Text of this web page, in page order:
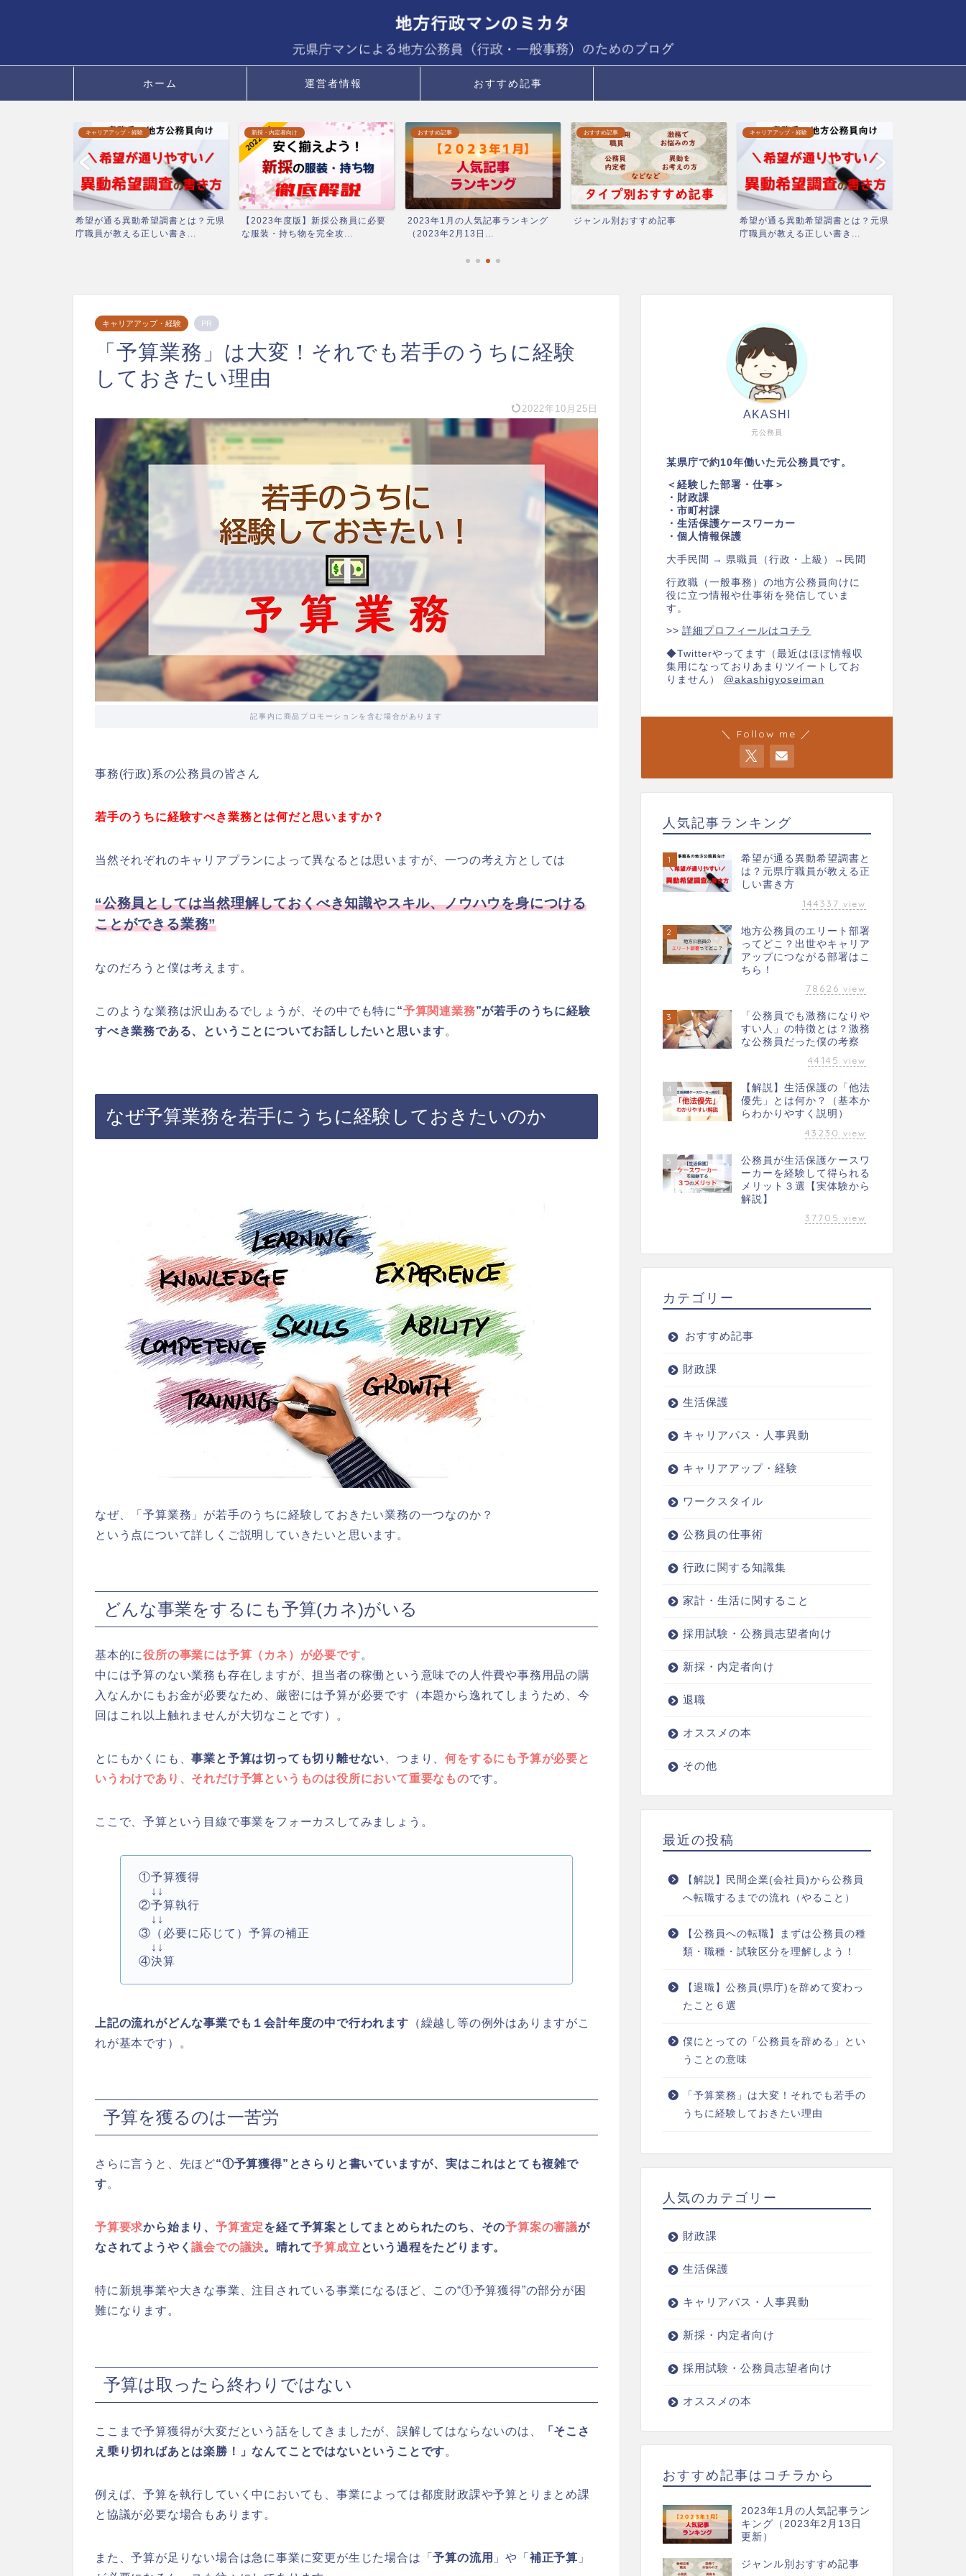
ホーム 運営者情報 おすすめ記事
新採・内定者向け
【2023年度版】新採公務員に必要
な服装・持ち物を完全攻...
おすすめ記事
2023年1月の人気記事ランキング
（2023年2月13日...
おすすめ記事
ジャンル別おすすめ記事
キャリアアップ・経験
希望が通る異動希望調書とは？元県
新採・内定者向け
【2023年度版】新採公務員に必要
な服装・持ち物を完全攻...
キャリアアップ・経験 PR
「予算業務」は大変！それでも若手のうちに経験
しておきたい理由
2022年10月25日
記事内に商品プロモーションを含む場合があります
事務(行政)系の公務員の皆さん
若手のうちに経験すべき業務とは何だと思いますか？
当然それぞれのキャリアプランによって異なるとは思いますが、一つの考え方としては
“公務員としては当然理解しておくべき知識やスキル、ノウハウを身につける
ことができる業務”
なのだろうと僕は考えます。
このような業務は沢山あるでしょうが、その中でも特に “予算関連業務”が若手のうちに経験
すべき業務である、ということについてお話ししたいと思います。
なぜ予算業務を若手にうちに経験しておきたいのか
なぜ、「予算業務」が若手のうちに経験しておきたい業務の一つなのか？
という点について詳しくご説明していきたいと思います。
どんな事業をするにも予算(カネ)がいる
基本的に役所の事業には予算（カネ）が必要です。
中には予算のない業務も存在しますが、担当者の稼働という意味での人件費や事務用品の購
入なんかにもお金が必要なため、厳密には予算が必要です（本題から逸れてしまうため、今
回はこれ以上触れませんが大切なことです）。
とにもかくにも、事業と予算は切っても切り離せない、つまり、何をするにも予算が必要と
いうわけであり、それだけ予算というものは役所において重要なものです。
ここで、予算という目線で事業をフォーカスしてみましょう。
①予算獲得
↓↓
②予算執行
↓↓
③（必要に応じて）予算の補正
↓↓
④決算
上記の流れがどんな事業でも１会計年度の中で行われます （繰越し等の例外はありますがこ
れが基本です）。
予算を獲るのは一苦労
さらに言うと、先ほど“①予算獲得”とさらりと書いていますが、実はこれはとても複雑で
す。
予算要求から始まり、予算査定を経て予算案としてまとめられたのち、その予算案の審議が
なされてようやく議会での議決。晴れて予算成立 という過程をたどります。
特に新規事業や大きな事業、注目されている事業になるほど、この“①予算獲得”の部分が困
難になります。
予算は取ったら終わりではない
ここまで予算獲得が大変だという話をしてきましたが、誤解してはならないのは、
「そこさ
え乗り切ればあとは楽勝！」なんてことではないということです。
例えば、予算を執行していく中においても、事業によっては都度財政課や予算とりまとめ課
と協議が必要な場合もあります。
また、予算が足りない場合は急に事業に変更が生じた場合は「予算の流用 」や「 補正予算 」
元公務員
AKASHI
某県庁で約10年働いた元公務員です。
＜経験した部署・仕事＞
・財政課
・市町村課
・生活保護ケースワーカー
・個人情報保護
大手民間 → 県職員（行政・上級）→民間
行政職（一般事務）の地方公務員向けに
役に立つ情報や仕事術を発信していま
す。
>> 詳細プロフィールはコチラ
◆Twitterやってます（最近はほぼ情報収
集用になっておりあまりツイートしてお
りません） @akashigyoseiman
＼ Follow me ／
人気記事ランキング
1
希望が通る異動希望調書と
は？元県庁職員が教える正
しい書き方
144337 view
2
地方公務員のエリート部署
ってどこ？出世やキャリア
アップにつながる部署はこ
ちら！
78626 view
3
「公務員でも激務になりや
すい人」の特徴とは？激務
な公務員だった僕の考察
44145 view
4
【解説】生活保護の「他法
優先」とは何か？（基本か
らわかりやすく説明）
43230 view
5
公務員が生活保護ケースワ
ーカーを経験して得られる
メリット３選【実体験から
解説】
37705 view
カテゴリー
おすすめ記事
財政課
生活保護
キャリアパス・人事異動
キャリアアップ・経験
ワークスタイル
公務員の仕事術
行政に関する知識集
家計・生活に関すること
採用試験・公務員志望者向け
新採・内定者向け
退職
オススメの本
その他
最近の投稿
【解説】民間企業(会社員)から公務員
へ転職するまでの流れ（やること）
【公務員への転職】まずは公務員の種
類・職種・試験区分を理解しよう！
【退職】公務員(県庁)を辞めて変わっ
たこと６選
僕にとっての「公務員を辞める」とい
うことの意味
「予算業務」は大変！それでも若手の
うちに経験しておきたい理由
人気のカテゴリー
財政課
生活保護
キャリアパス・人事異動
新採・内定者向け
採用試験・公務員志望者向け
オススメの本
おすすめ記事はコチラから
2023年1月の人気記事ラン
キング（2023年2月13日
更新）
ジャンル別おすすめ記事